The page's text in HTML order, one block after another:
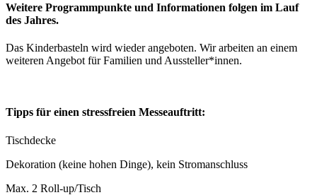
Weitere Programmpunkte und Informationen folgen im Lauf
des Jahres.
Das Kinderbasteln wird wieder angeboten. Wir arbeiten an einem
weiteren Angebot für Familien und Aussteller*innen.
Tipps für einen stressfreien Messeauftritt:
Tischdecke
Dekoration (keine hohen Dinge), kein Stromanschluss
Max. 2 Roll-up/Tisch